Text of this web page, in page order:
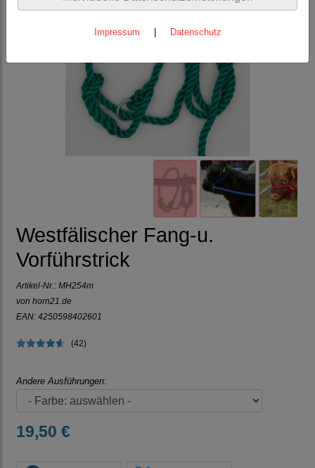
Westfälischer Fang-u.
Vorführstrick
Artikel-Nr.: MH254m
von horn21.de
EAN: 4250598402601
(42)
Andere Ausführungen:
19,50 €
Impressum Datenschutz